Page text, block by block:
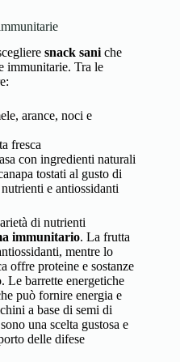
snack saniche
immunitarie. Tra le
arance, noci e
fresca
con ingredienti naturali
tostati al gusto di
e antiossidanti
di nutrienti
immunitario. La frutta
mentre lo
offre proteine e sostanze
Le barrette energetiche
può fornire energia e
a base di semi di
una scelta gustosa e
delle difese